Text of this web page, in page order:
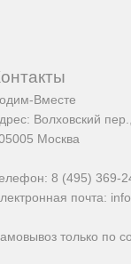
Вместе
Волховский
Москва
8 (495) 369-
почта:
только по